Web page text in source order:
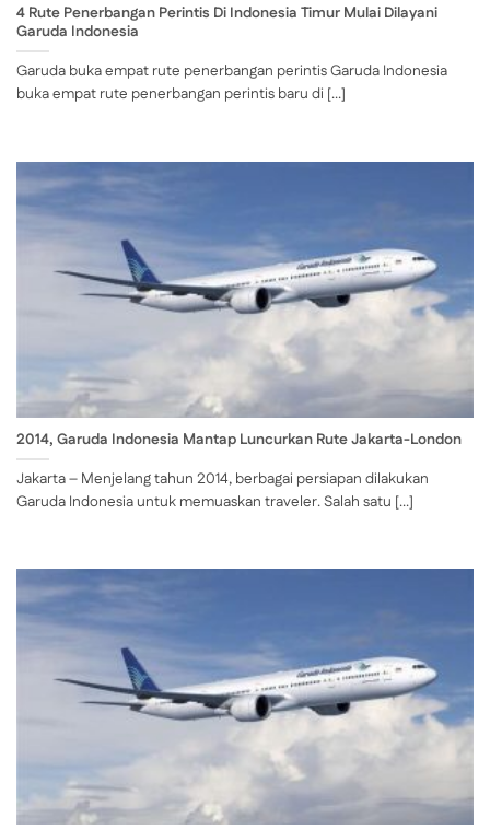
4 Rute Penerbangan Perintis Di Indonesia Timur Mulai Dilayani
Garuda Indonesia
Garuda buka empat rute penerbangan perintis Garuda Indonesia
buka empat rute penerbangan perintis baru di [...]
2014, Garuda Indonesia Mantap Luncurkan Rute Jakarta-London
Jakarta – Menjelang tahun 2014, berbagai persiapan dilakukan
Garuda Indonesia untuk memuaskan traveler. Salah satu [...]